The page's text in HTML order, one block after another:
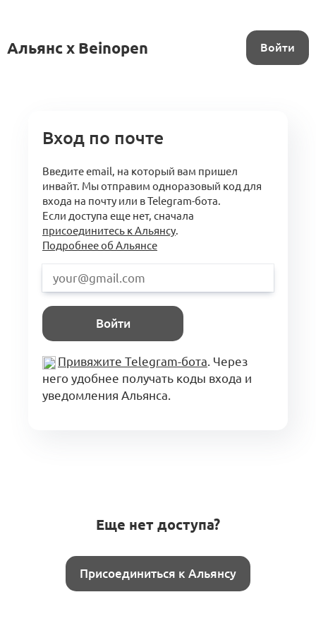
Альянс x Beinopen Войти
Вход по почте
Введите email, на который вам пришел
инвайт. Мы отправим одноразовый код для
входа на почту или в Telegram-бота.
Если доступа еще нет, сначала
присоединитесь к Альянсу.
Подробнее об Альянсе
Войти
Привяжите Telegram-бота. Через
него удобнее получать коды входа и
уведомления Альянса.
Еще нет доступа?
Присоединиться к Альянсу